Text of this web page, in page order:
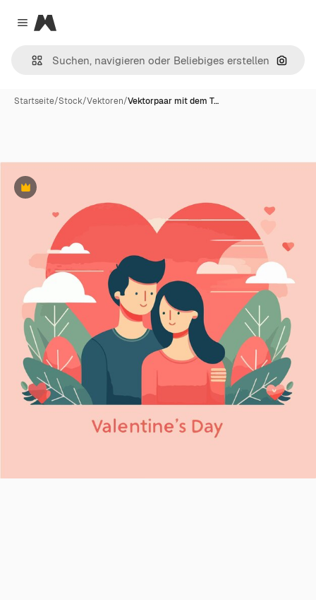
Close menu
Magnific
Nach
Startseite/Stock/Vektoren/Vektorpaar mit dem T…
Premium